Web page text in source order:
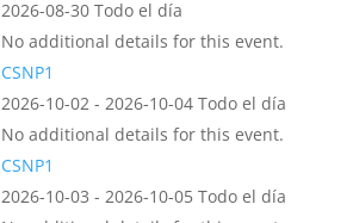
2026-08-30 Todo el día
No additional details for this event.
CSNP1
2026-10-02 - 2026-10-04 Todo el día
No additional details for this event.
CSNP1
2026-10-03 - 2026-10-05 Todo el día